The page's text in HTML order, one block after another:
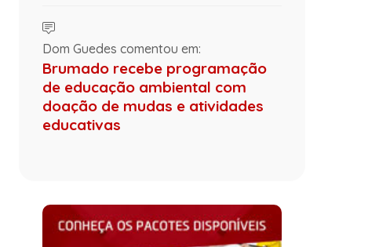
Dom Guedes comentou em:
Brumado recebe programação
de educação ambiental com
doação de mudas e atividades
educativas